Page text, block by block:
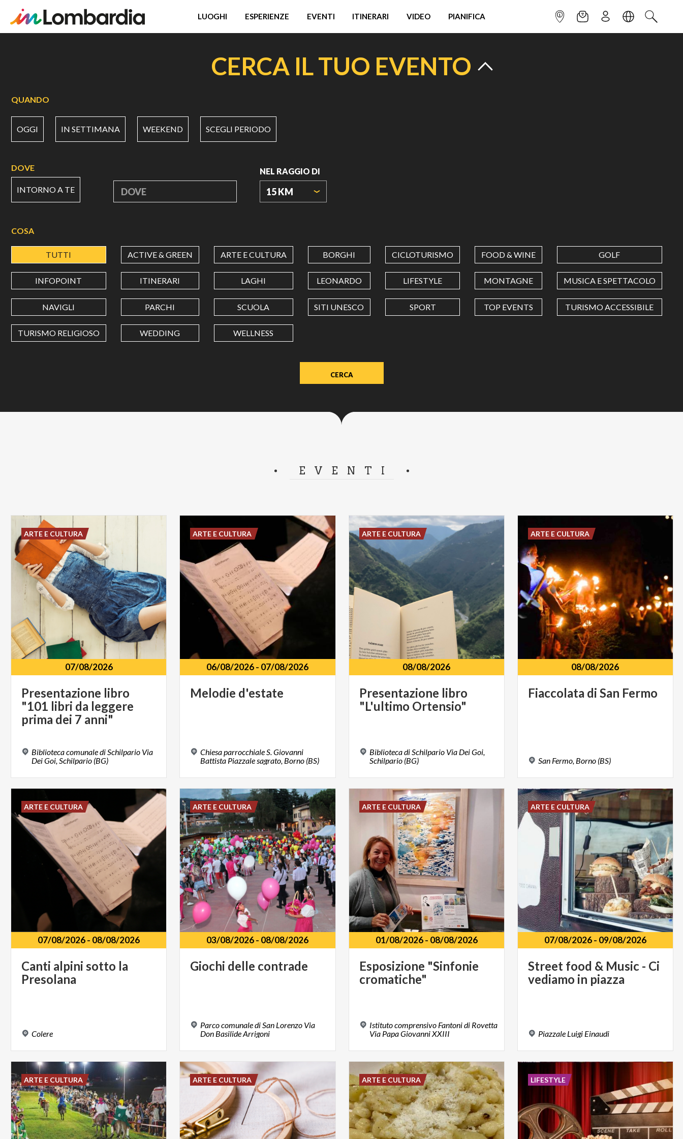
LUOGHI ESPERIENZE EVENTI ITINERARI VIDEO PIANIFICA INFOPOINTNEWSLETTER
ISCRIVITILINGUACERCA
CERCA IL TUO EVENTO
QUANDO
OGGI IN SETTIMANA WEEKEND SCEGLI PERIODO
DOVE
INTORNO A TE DOVE
NEL RAGGIO DI
15 KM
LONGITUDINE
dot
COSA
TUTTI ACTIVE & GREEN ARTE E CULTURA BORGHI CICLOTURISMO FOOD & WINE GOLF
INFOPOINT ITINERARI LAGHI LEONARDO LIFESTYLE MONTAGNE MUSICA E SPETTACOLO
NAVIGLI PARCHI SCUOLA SITI UNESCO SPORT TOP EVENTS TURISMO ACCESSIBILE
TURISMO RELIGIOSO WEDDING WELLNESS
EVENTI
07/08/2026
Presentazione libro
"101 libri da leggere
prima dei 7 anni"
Biblioteca comunale di Schilpario Via
Dei Goi, Schilpario (BG)
ARTE E CULTURA
06/08/2026- 07/08/2026
Melodie d'estate
Chiesa parrocchiale S. Giovanni
Battista Piazzale sagrato, Borno (BS)
ARTE E CULTURA
08/08/2026
Presentazione libro
"L'ultimo Ortensio"
Biblioteca di Schilpario Via Dei Goi,
Schilpario (BG)
ARTE E CULTURA
08/08/2026
Fiaccolata di San Fermo
San Fermo, Borno (BS)
ARTE E CULTURA
07/08/2026- 08/08/2026
Canti alpini sotto la
Presolana
Colere
ARTE E CULTURA
03/08/2026- 08/08/2026
Giochi delle contrade
Parco comunale di San Lorenzo Via
Don Basilide Arrigoni
ARTE E CULTURA
01/08/2026- 08/08/2026
Esposizione "Sinfonie
cromatiche"
Istituto comprensivo Fantoni di Rovetta
Via Papa Giovanni XXIII
ARTE E CULTURA
07/08/2026- 09/08/2026
Street food & Music - Ci
vediamo in piazza
Piazzale Luigi Einaudi
ARTE E CULTURA
ARTE E CULTURA ARTE E CULTURA ARTE E CULTURA LIFESTYLE